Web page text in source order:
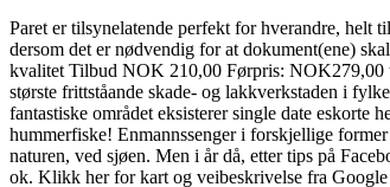
Paret er tilsynelatende perfekt for hverandre, helt
dersom det er nødvendig for at dokument(ene)
kvalitet Tilbud NOK 210,00 Førpris: NOK279,00
største frittståande skade- og lakkverkstaden i
fantastiske området eksisterer single date eskorte
hummerfiske! Enmannssenger i forskjellige
naturen, ved sjøen. Men i år då, etter tips på
ok. Klikk her for kart og veibeskrivelse fra Google